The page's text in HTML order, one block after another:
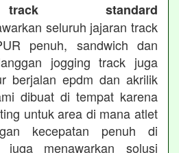
standard
seluruh jajaran track
penuh, sandwich dan
jogging track juga
berjalan epdm dan akrilik
dibuat di tempat karena
untuk area di mana atlet
kecepatan penuh di
juga menawarkan solusi